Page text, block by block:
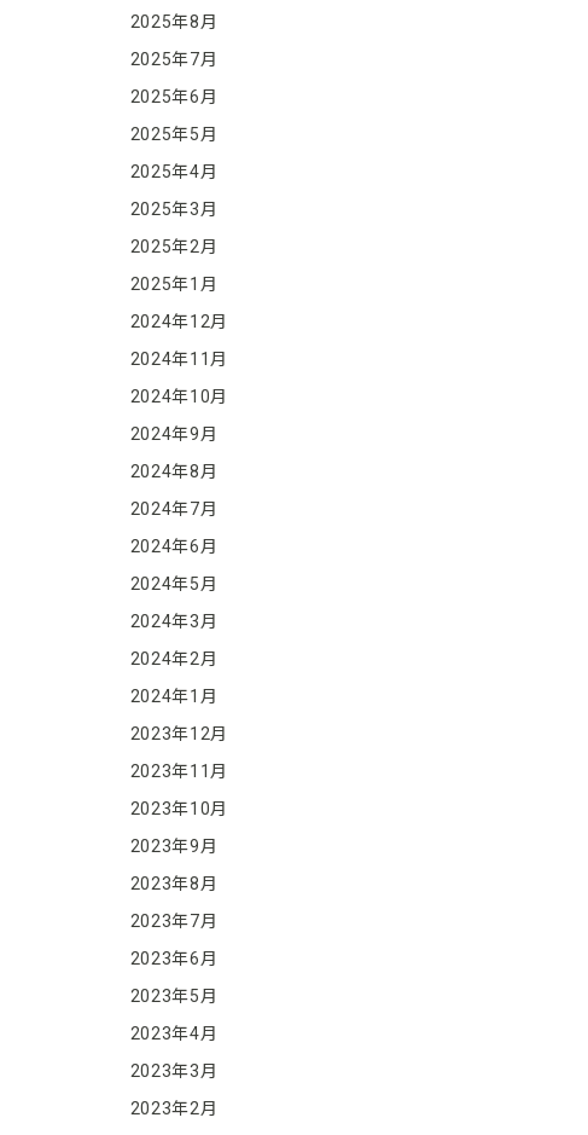
2025年8月
2025年7月
2025年6月
2025年5月
2025年4月
2025年3月
2025年2月
2025年1月
2024年12月
2024年11月
2024年10月
2024年9月
2024年8月
2024年7月
2024年6月
2024年5月
2024年3月
2024年2月
2024年1月
2023年12月
2023年11月
2023年10月
2023年9月
2023年8月
2023年7月
2023年6月
2023年5月
2023年4月
2023年3月
2023年2月